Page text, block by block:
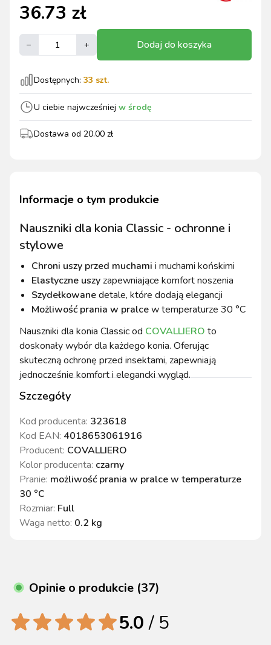
36.73 zł
– + Dodaj do koszyka
Dostępnych: 33 szt.
U ciebie najwcześniej w środę
Dostawa od 20.00 zł
Szczegóły
Kod producenta: 323618
Kod EAN: 4018653061916
Producent: COVALLIERO
Kolor producenta: czarny
Pranie: możliwość prania w pralce w temperaturze
30 °C
Rozmiar: Full
Waga netto: 0.2 kg
Informacje o tym produkcie
Nauszniki dla konia Classic - ochronne i
stylowe
Chroni uszy przed muchami i muchami końskimi
Elastyczne uszyzapewniające komfort noszenia
Szydełkowanedetale, które dodają elegancji
Możliwość prania w pralcew temperaturze 30 °C
Nauszniki dla konia Classic od COVALLIERO to
doskonały wybór dla każdego konia. Oferując
skuteczną ochronę przed insektami, zapewniają
jednocześnie komfort i elegancki wygląd.
Opinie o produkcie (37)
5.0/ 5